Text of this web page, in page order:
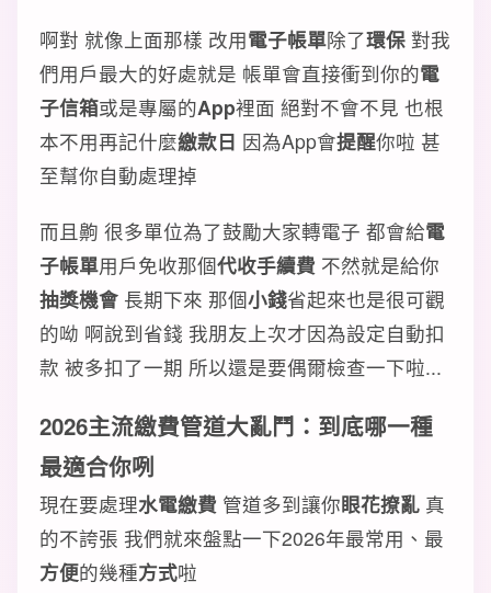
啊對 就像上面那樣 改用電子帳單除了環保 對我
們用戶最大的好處就是 帳單會直接衝到你的電
子信箱或是專屬的App裡面 絕對不會不見 也根
本不用再記什麼繳款日 因為App會提醒你啦 甚
至幫你自動處理掉
而且齁 很多單位為了鼓勵大家轉電子 都會給電
子帳單用戶免收那個代收手續費 不然就是給你
抽獎機會 長期下來 那個小錢省起來也是很可觀
的呦 啊說到省錢 我朋友上次才因為設定自動扣
款 被多扣了一期 所以還是要偶爾檢查一下啦...
2026主流繳費管道大亂鬥：到底哪一種
最適合你咧
現在要處理水電繳費 管道多到讓你眼花撩亂 真
的不誇張 我們就來盤點一下2026年最常用、最
方便的幾種方式啦